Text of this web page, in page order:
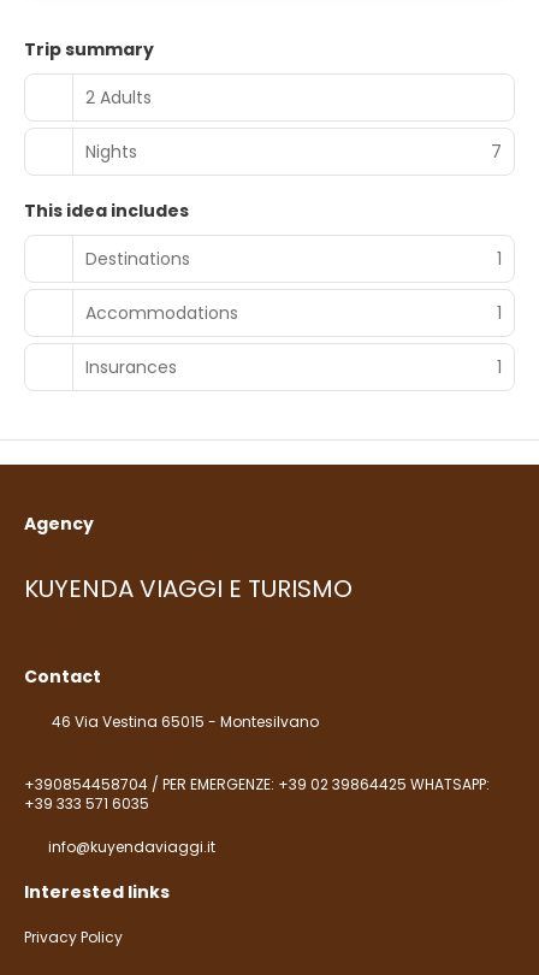
Trip summary
2 Adults
Nights 7
This idea includes
Destinations
1
Accommodations 1
Insurances 1
Agency
KUYENDA VIAGGI E TURISMO
Contact
46 Via Vestina 65015 - Montesilvano
+390854458704 / PER EMERGENZE: +39 02 39864425 WHATSAPP:
+39 333 571 6035
info@kuyendaviaggi.it
Interested links
Privacy Policy